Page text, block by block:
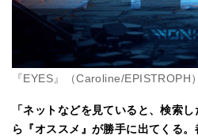
『EYES』（Caroline/EPISTROPH）
「ネットなどを見ていると、検索
ら『オススメ』が勝手に出てくる